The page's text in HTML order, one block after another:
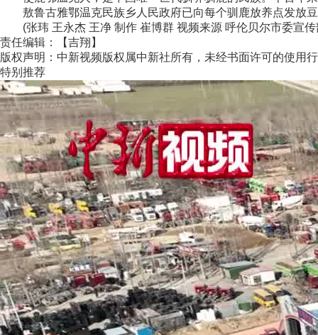
敖鲁古雅鄂温克民族乡人民政府已向每个驯鹿放养点发放豆
(张玮 王永杰 王净 制作 崔博群 视频来源 呼伦贝尔市委宣传
责任编辑：【吉翔】
版权声明：中新视频版权属中新社所有，未经书面许可的使用
特别推荐